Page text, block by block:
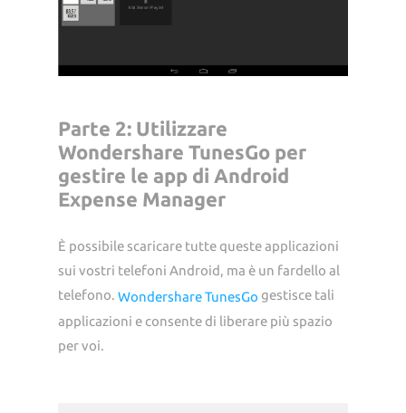
Parte 2: Utilizzare
Wondershare TunesGo per
gestire le app di Android
Expense Manager
È possibile scaricare tutte queste applicazioni
sui vostri telefoni Android, ma è un fardello al
telefono. Wondershare TunesGo gestisce tali
applicazioni e consente di liberare più spazio
per voi.